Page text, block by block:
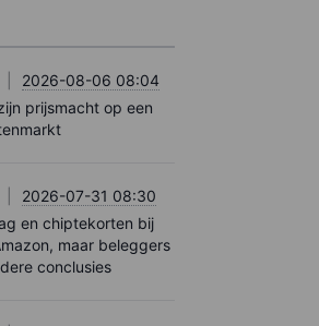
2026-08-06 08:04
prijsmacht op een
2026-07-31 08:30
en chiptekorten bij
maar beleggers
conclusies